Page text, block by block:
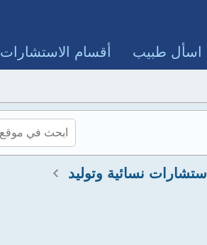
اسأل طبيب أقسام الاستشارات
استشارات نسائية وتوليد